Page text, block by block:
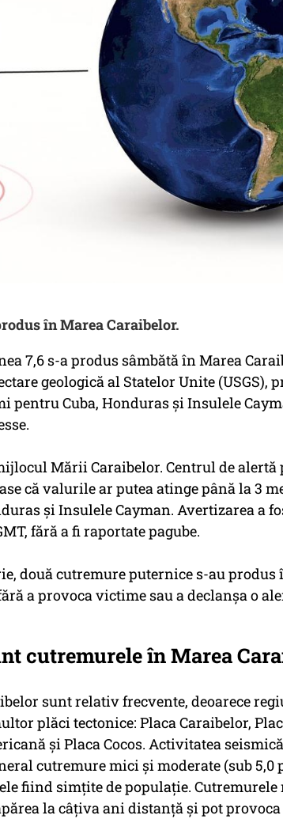
în Marea Caraibelor.
7,6 s-a produs sâmbătă în Marea
geologică al Statelor Unite (USGS),
pentru Cuba, Honduras şi Insulele
Mării Caraibelor. Centrul de alertă
că valurile ar putea atinge până la 3
şi Insulele Cayman. Avertizarea a
fără a fi raportate pagube.
două cutremure puternice s-au
a provoca victime sau a declanşa o
cutremurele în Marea
sunt relativ frecvente, deoarece
plăci tectonice: Placa Caraibelor,
și Placa Cocos. Activitatea
cutremure mici și moderate (sub 5,0
fiind simțite de populație. Cutremurele
la câțiva ani distanță și pot